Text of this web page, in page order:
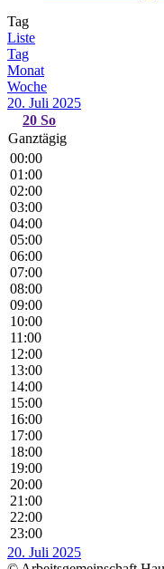
Tag
Liste
Tag
Monat
Woche
20. Juli 2025
20 So
Ganztägig
00:00
01:00
02:00
03:00
04:00
05:00
06:00
07:00
08:00
09:00
10:00
11:00
12:00
13:00
14:00
15:00
16:00
17:00
18:00
19:00
20:00
21:00
22:00
23:00
20. Juli 2025